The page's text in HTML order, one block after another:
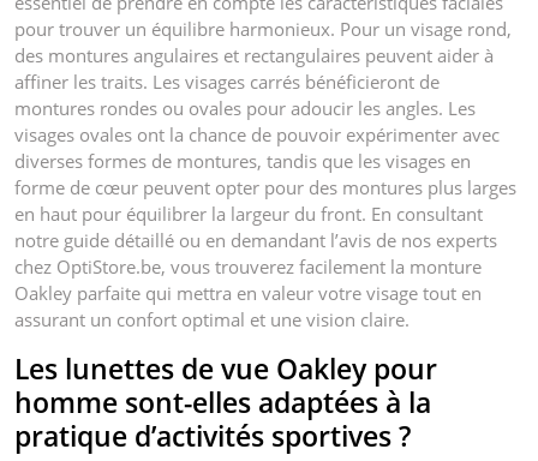
pour trouver un équilibre harmonieux. Pour un visage rond,
des montures angulaires et rectangulaires peuvent aider à
affiner les traits. Les visages carrés bénéficieront de
montures rondes ou ovales pour adoucir les angles. Les
visages ovales ont la chance de pouvoir expérimenter avec
diverses formes de montures, tandis que les visages en
forme de cœur peuvent opter pour des montures plus larges
en haut pour équilibrer la largeur du front. En consultant
notre guide détaillé ou en demandant l’avis de nos experts
chez OptiStore.be, vous trouverez facilement la monture
Oakley parfaite qui mettra en valeur votre visage tout en
assurant un confort optimal et une vision claire.
Les lunettes de vue Oakley pour
homme sont-elles adaptées à la
pratique d’activités sportives ?